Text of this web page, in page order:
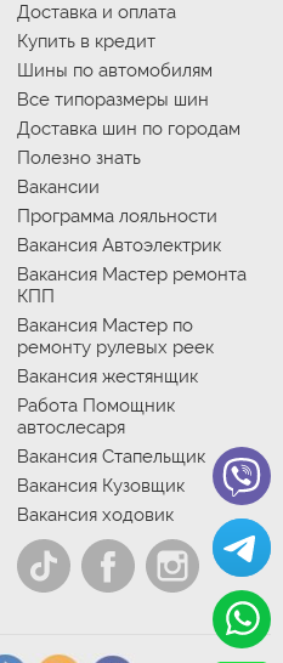
Доставка и оплата
Купить в кредит
Шины по автомобилям
Все типоразмеры шин
Доставка шин по городам
Полезно знать
Вакансии
Программа лояльности
Вакансия Автоэлектрик
Вакансия Мастер ремонта
КПП
Вакансия Мастер по
ремонту рулевых реек
Вакансия жестянщик
Работа Помощник
автослесаря
Вакансия Стапельщик
Вакансия Кузовщик
Вакансия ходовик